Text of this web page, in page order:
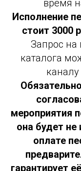
время
Исполнение
стоит 3000
Запрос на
каталога
мероприятия
она будет не
оплате
гарантирует